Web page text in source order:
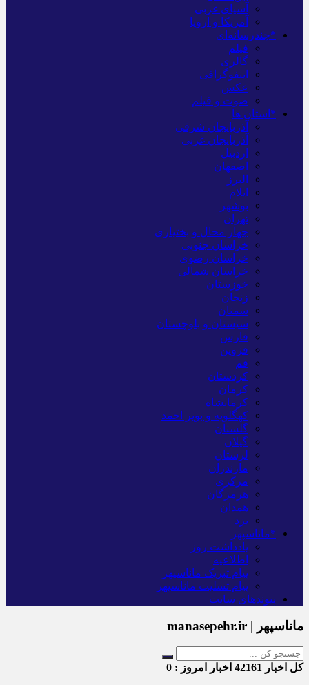
آسیای غربی
آمریکا و اروپا
*چندرسانه‌ای
فیلم
گالری
اینفوگرافی
عکس
صوت و فیلم
*استان ها
آذربایجان شرقی
آذربایجان غربی
اردبیل
اصفهان
البرز
ایلام
بوشهر
تهران
چهار محال و بختیاری
خراسان جنوبی
خراسان رضوی
خراسان شمالی
خوزستان
زنجان
سمنان
سیستان و بلوچستان
فارس
قزوین
قم
کردستان
کرمان
کرمانشاه
کهگلویه و بویر احمد
گلستان
گیلان
لرستان
مازندران
مرکزی
هرمزگان
همدان
یزد
*ماناسپهر
یادداشت روز
اطلاعیه
پیام تبریک ماناسپهر
پیام تسلیت ماناسپهر
پیوندهای سایت
ماناسپهر | manasepehr.ir
کل اخبار اخبار امروز : 0